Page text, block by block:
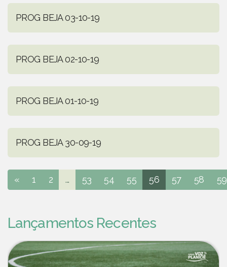
PROG BEJA 03-10-19
PROG BEJA 02-10-19
PROG BEJA 01-10-19
PROG BEJA 30-09-19
« 1 2 ... 53 54 55 56 57 58 59
Lançamentos Recentes